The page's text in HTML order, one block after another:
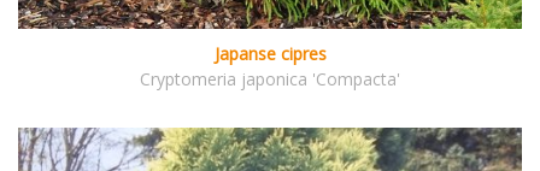
Japanse cipres
Cryptomeria japonica 'Compacta'